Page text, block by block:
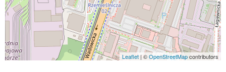
Leaflet | ©OpenStreetMapcontributors